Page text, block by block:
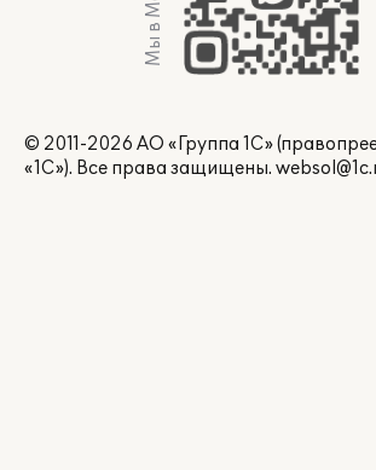
Мы в Max
© 2011-2026 АО «Группа 1С»
«1С»). Все права защищены.